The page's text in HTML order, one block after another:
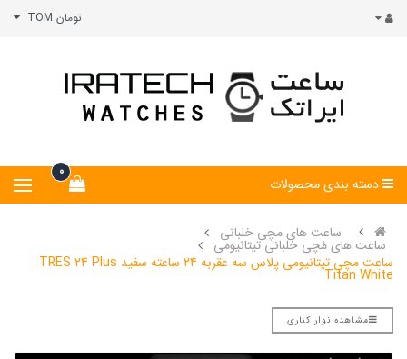
تومان TOM
0
دسته بندی محصولات
ساعت های مچی خلبانی
ساعت های مُچی خلبانی تیتانیومی
ساعت مچی تیتانیومی پلاس سه عقربه 24 ساعته سفید TRES 24 Plus
Titan White
مشاهده نوار کناری